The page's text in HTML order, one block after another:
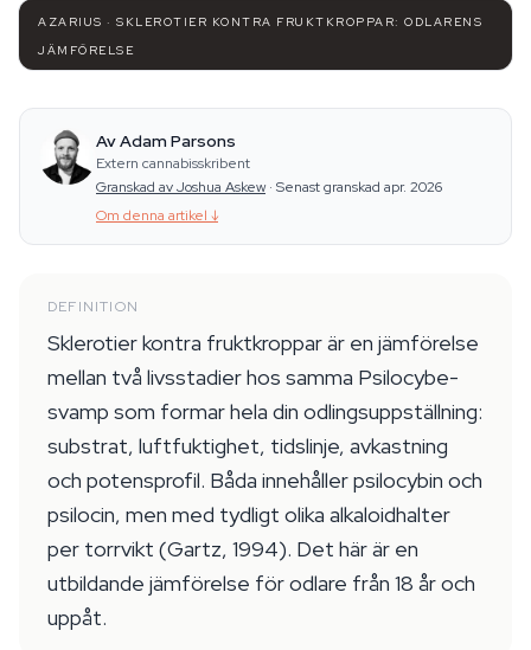
AZARIUS · SKLEROTIER KONTRA FRUKTKROPPAR: ODLARENS
JÄMFÖRELSE
Av Adam Parsons
Extern cannabisskribent
Granskad av Joshua Askew · Senast granskad apr. 2026
Om denna artikel ↓
DEFINITION
Sklerotier kontra fruktkroppar är en jämförelse
mellan två livsstadier hos samma Psilocybe-
svamp som formar hela din odlingsuppställning:
substrat, luftfuktighet, tidslinje, avkastning
och potensprofil. Båda innehåller psilocybin och
psilocin, men med tydligt olika alkaloidhalter
per torrvikt (Gartz, 1994). Det här är en
utbildande jämförelse för odlare från 18 år och
uppåt.